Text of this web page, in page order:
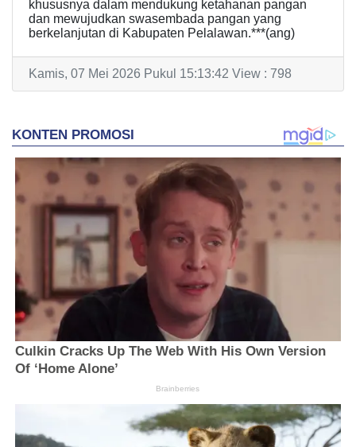
khususnya dalam mendukung ketahanan pangan
dan mewujudkan swasembada pangan yang
berkelanjutan di Kabupaten Pelalawan.***(ang)
Kamis, 07 Mei 2026 Pukul 15:13:42 View : 798